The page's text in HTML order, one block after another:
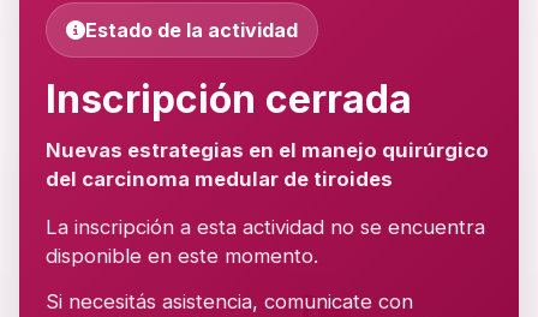
Estado de la actividad
Inscripción cerrada
Nuevas estrategias en el manejo quirúrgico
del carcinoma medular de tiroides
La inscripción a esta actividad no se encuentra
disponible en este momento.
Si necesitás asistencia, comunicate con